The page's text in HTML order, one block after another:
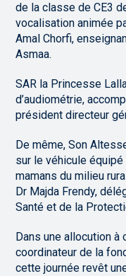
de la classe de CE3
vocalisation animée
Amal Chorfi,
Asmaa.
SAR la Princesse
d’audiométrie,
président directeur
De même, Son
sur le véhicule
mamans du milieu
Dr Majda Frendy,
Santé et de la
Dans une allocution
coordinateur de la
cette journée revêt